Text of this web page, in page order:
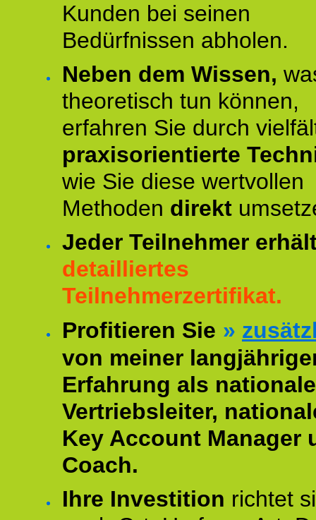
Kunden bei seinen
Bedürfnissen abholen.
Neben dem Wissen,
theoretisch tun können,
erfahren Sie durch
praxisorientierte
wie Sie diese wertvollen
Methoden direkt
Jeder Teilnehmer
detailliertes
Teilnehmerzertifikat.
Profitieren Sie »
von meiner
Erfahrung als
Vertriebsleiter,
Key Account Manager
Coach.
Ihre Investition richtet